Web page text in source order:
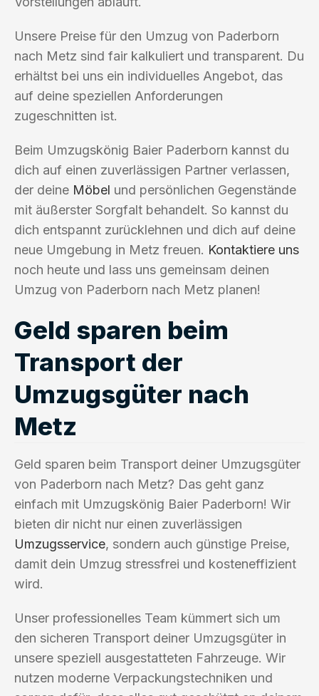
Unsere Preise für den Umzug von Paderborn
nach Metz sind fair kalkuliert und transparent. Du
erhältst bei uns ein individuelles Angebot, das
auf deine speziellen Anforderungen
zugeschnitten ist.
Beim Umzugskönig Baier Paderborn kannst du
dich auf einen zuverlässigen Partner verlassen,
der deine Möbel und persönlichen Gegenstände
mit äußerster Sorgfalt behandelt. So kannst du
dich entspannt zurücklehnen und dich auf deine
neue Umgebung in Metz freuen. Kontaktiere uns
noch heute und lass uns gemeinsam deinen
Umzug von Paderborn nach Metz planen!
Geld sparen beim
Transport der
Umzugsgüter nach
Metz
Geld sparen beim Transport deiner Umzugsgüter
von Paderborn nach Metz? Das geht ganz
einfach mit Umzugskönig Baier Paderborn! Wir
bieten dir nicht nur einen zuverlässigen
Umzugsservice, sondern auch günstige Preise,
damit dein Umzug stressfrei und kosteneffizient
wird.
Unser professionelles Team kümmert sich um
den sicheren Transport deiner Umzugsgüter in
unsere speziell ausgestatteten Fahrzeuge. Wir
nutzen moderne Verpackungstechniken und